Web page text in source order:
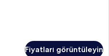
Fiyatları görüntüleyin